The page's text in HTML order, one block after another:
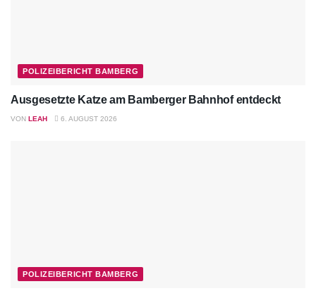
POLIZEIBERICHT BAMBERG
Ausgesetzte Katze am Bamberger Bahnhof entdeckt
VON LEAH 6. AUGUST 2026
POLIZEIBERICHT BAMBERG